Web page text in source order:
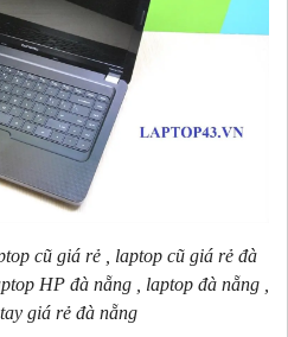
cũ giá rẻ , laptop cũ giá rẻ đà
HP đà nẵng , laptop đà nẵng ,
giá rẻ đà nẵng